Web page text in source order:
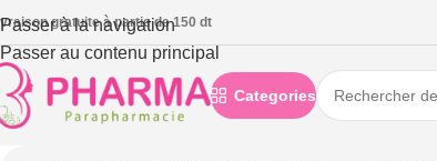
Passer à la navigation
Passer au contenu principal
gratuite à partie de 150 dt
Categories